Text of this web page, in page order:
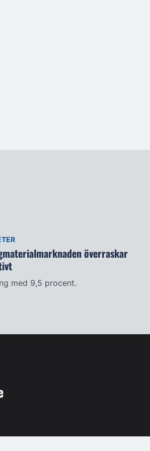
överraskar
med 9,5 procent.